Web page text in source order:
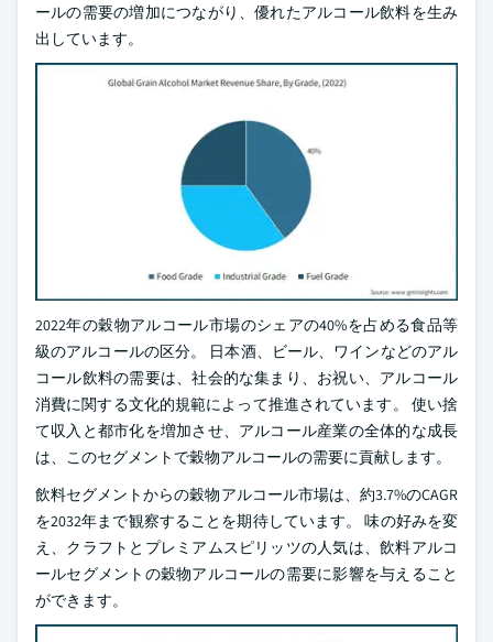
ールの需要の増加につながり、優れたアルコール飲料を生み
出しています。
2022年の穀物アルコール市場のシェアの40%を占める食品等
級のアルコールの区分。 日本酒、ビール、ワインなどのアル
コール飲料の需要は、社会的な集まり、お祝い、アルコール
消費に関する文化的規範によって推進されています。 使い捨
て収入と都市化を増加させ、アルコール産業の全体的な成長
は、このセグメントで穀物アルコールの需要に貢献します。
飲料セグメントからの穀物アルコール市場は、約3.7%のCAGR
を2032年まで観察することを期待しています。 味の好みを変
え、クラフトとプレミアムスピリッツの人気は、飲料アルコ
ールセグメントの穀物アルコールの需要に影響を与えること
ができます。